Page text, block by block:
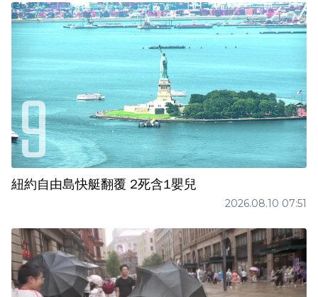
紐約自由島快艇翻覆 2死含1嬰兒
2026.08.10 07:51